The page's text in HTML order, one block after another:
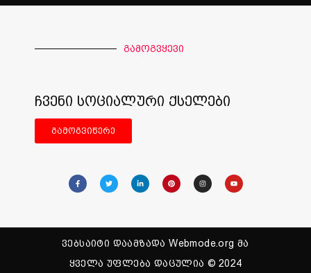
გამოგვყევი
ჩვენი სოციალური ქსელები
გამოგვიწერე
ვებსაიტი დაამზადა Webmode.org მა
ყველა უფლება დაცულია © 2024